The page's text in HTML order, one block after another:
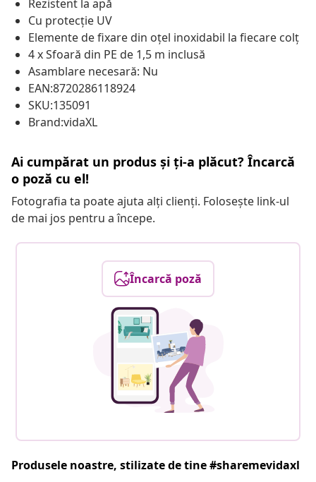
Rezistent la apă
Cu protecție UV
Elemente de fixare din oțel inoxidabil la fiecare colț
4 x Sfoară din PE de 1,5 m inclusă
Asamblare necesară: Nu
EAN:8720286118924
SKU:135091
Brand:vidaXL
Ai cumpărat un produs și ți-a plăcut? Încarcă
o poză cu el!
Fotografia ta poate ajuta alți clienți. Folosește link-ul
de mai jos pentru a începe.
Încarcă poză
Produsele noastre, stilizate de tine #sharemevidaxl